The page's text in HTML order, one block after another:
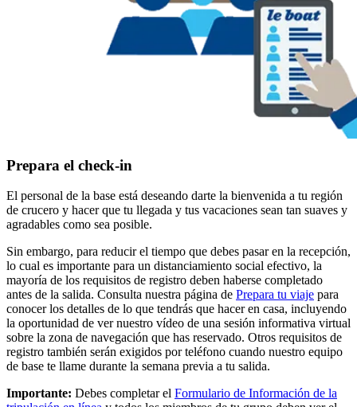
Prepara el check-in
El personal de la base está deseando darte la bienvenida a tu región
de crucero y hacer que tu llegada y tus vacaciones sean tan suaves y
agradables como sea posible.
Sin embargo, para reducir el tiempo que debes pasar en la recepción,
lo cual es importante para un distanciamiento social efectivo, la
mayoría de los requisitos de registro deben haberse completado
antes de la salida. Consulta nuestra página de Prepara tu viaje para
conocer los detalles de lo que tendrás que hacer en casa, incluyendo
la oportunidad de ver nuestro vídeo de una sesión informativa virtual
sobre la zona de navegación que has reservado. Otros requisitos de
registro también serán exigidos por teléfono cuando nuestro equipo
de base te llame durante la semana previa a tu salida.
Importante: Debes completar el Formulario de Información de la